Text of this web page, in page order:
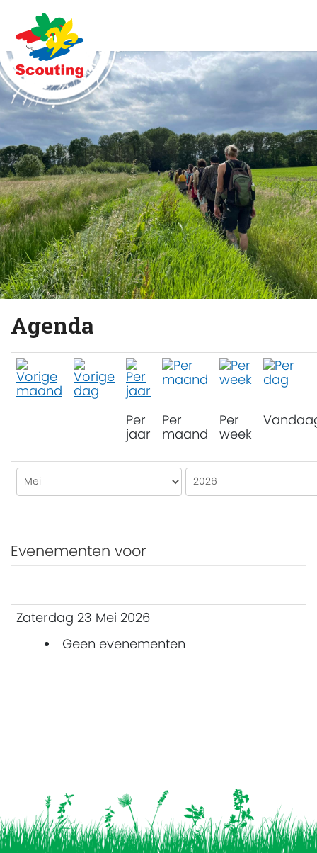
Agenda
Per
jaar
Per
maand
Per
week
Evenementen voor
Zaterdag 23 Mei 2026
Geen evenementen